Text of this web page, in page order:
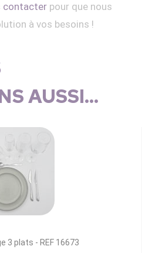
contacterpour que nous
à vos besoins !
AUSSI...
3 plats - REF 16673